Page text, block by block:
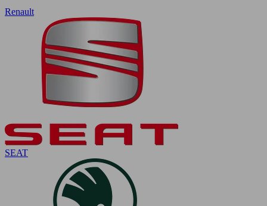
Renault
SEAT